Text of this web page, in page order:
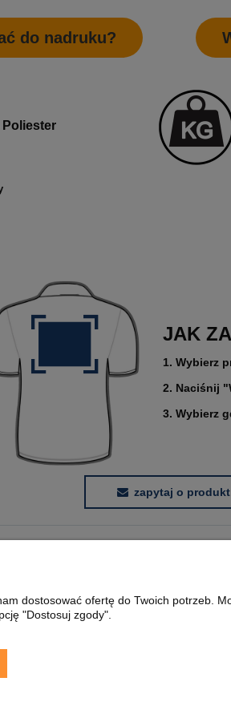
2 200,00 zł
Cena regularna:
Najniższa cena:2 400,00 zł
Cena regularna:
1 951,22 zł
DO KOSZYKA
do nadruku?
Poliester
JAK
1. Wybierz
2. Naciśnij
3. Wybierz
zapytaj o produkt
DOSTAWY JAKIE PLIKI
dostosować ofertę do Twoich potrzeb.
"Dostosuj zgody".